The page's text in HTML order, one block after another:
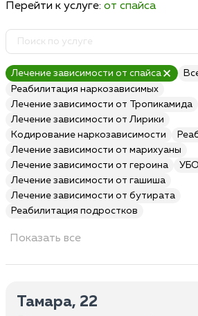
Перейти к услуге: от спайса
Лечение зависимости от спайса
Реабилитация наркозависимых
Лечение зависимости от Тропикамида
Лечение зависимости от Лирики
Кодирование наркозависимости
Лечение зависимости от марихуаны
Лечение зависимости от героина
Лечение зависимости от гашиша
Лечение зависимости от бутирата
Реабилитация подростков
Показать все
Тамара, 22